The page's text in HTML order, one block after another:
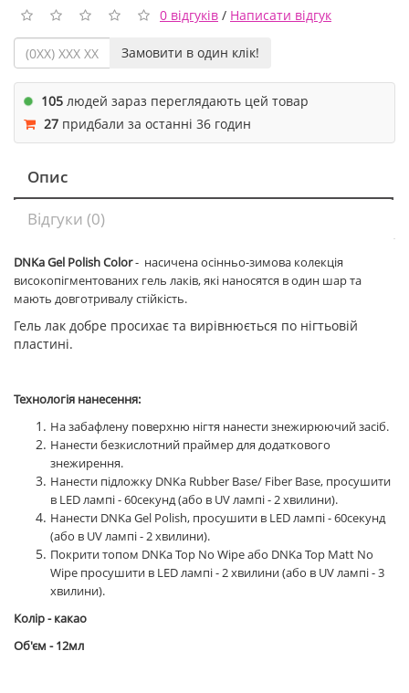
0 відгуків / Написати відгук
Замовити в один клік!
105 людей зараз переглядають цей товар
27 придбали за останні 36 годин
Опис
Відгуки (0)
DNKa Gel Polish Color- насичена осінньо-зимова колекція
високопігментованих гель лаків, які наносятся в один шар та
мають довготривалу стійкість.
Гель лак добре просихає та вирівнюється по нігтьовій
пластині.
Технологія нанесення:
На забафлену поверхню нігтя нанести знежирюючий засіб.
Нанести безкислотний праймер для додаткового
знежирення.
Нанести підложку DNKa Rubber Base/ Fiber Base, просушити
в LED лампі - 60секунд (або в UV лампі - 2 хвилини).
Нанести DNKa Gel Polish, просушити в LED лампі - 60секунд
(або в UV лампі - 2 хвилини).
Покрити топом DNKa Top No Wipe або DNKa Top Matt No
Wipe просушити в LED лампі - 2 хвилини (або в UV лампі - 3
хвилини).
Колір - какао
Об'єм - 12мл